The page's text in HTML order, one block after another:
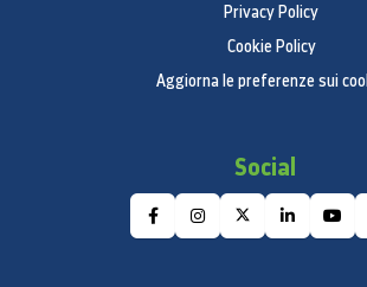
Privacy Policy
Cookie Policy
Aggiorna le preferenze sui
Social